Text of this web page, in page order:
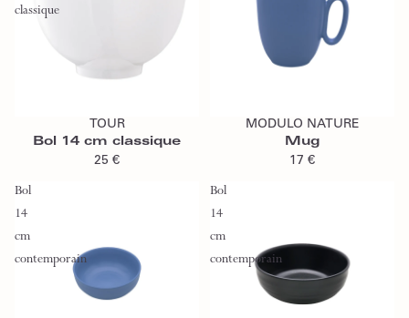
classique
TOUR
Bol 14 cm classique
25 €
MODULO NATURE
Mug
17 €
Bol
14
cm
contemporain
Bol
14
cm
contemporain